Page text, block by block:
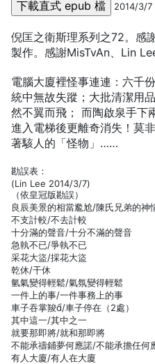
2014/3/7
倪匡之衛斯理系列之72。感
製作。感謝MisTvAn、Lin
電腦大廈裡怪事連連：六千
統中無故失蹤；大批清潔用
然不翼而飛； 而陶啟泉手下
進入電梯後更離奇消失！莫
著駭人的「怪物」……
勘誤表：
(Lin Lee 2014/3/7)
（依皇冠版勘誤）
良辰美景的相當尷尬/陳氏兄弟的神
不支計較/不去計較
十分滿的聲音/十分不滿的聲音
急執不已/爭執不已
采花大盜/採花大盜
乾休/干休
氫氣變得輕鬆/氣氛變得輕鬆
一件上的事/一件事務上的事
車子吞掌羧/車子停在（2處）
其中這一/其中之一
就要那即將/就和那即將
不能承禱鋪夢何應諾/不能承擔任何
有人大廈/有人在大廈